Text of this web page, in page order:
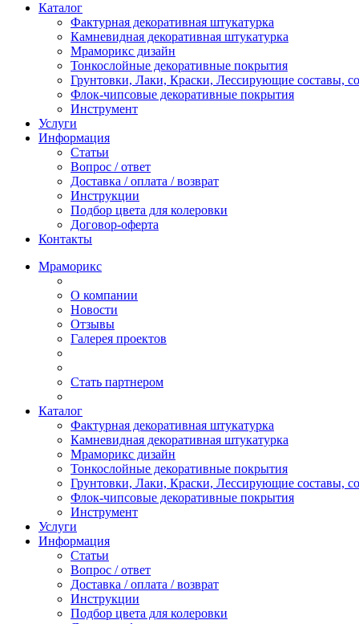
Каталог
Фактурная декоративная штукатурка
Камневидная декоративная штукатурка
Мраморикс дизайн
Тонкослойные декоративные покрытия
Грунтовки, Лаки, Краски, Лессирующие составы,
Флок-чипсовые декоративные покрытия
Инструмент
Услуги
Информация
Статьи
Вопрос / ответ
Доставка / оплата / возврат
Инструкции
Подбор цвета для колеровки
Договор-оферта
Контакты
Мраморикс
О компании
Новости
Отзывы
Галерея проектов
Стать партнером
Каталог
Фактурная декоративная штукатурка
Камневидная декоративная штукатурка
Мраморикс дизайн
Тонкослойные декоративные покрытия
Грунтовки, Лаки, Краски, Лессирующие составы,
Флок-чипсовые декоративные покрытия
Инструмент
Услуги
Информация
Статьи
Вопрос / ответ
Доставка / оплата / возврат
Инструкции
Подбор цвета для колеровки